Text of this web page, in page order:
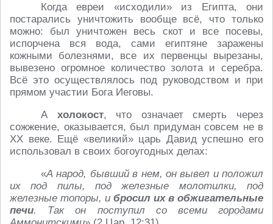
Когда евреи «исходили» из Египта, они
постарались уничтожить вообще всё, что только
можно: был уничтожен весь скот и все посевы,
испорчена вся вода, сами египтяне заражены
кожными болезнями, все их первенцы вырезаны,
вывезено огромное количество золота и серебра.
Всё это осуществлялось под руководством и при
прямом участии Бога Иеговы.
А холокост, что означает смерть через
сожжение, оказывается, был придуман совсем не в
ХХ веке. Ещё «великий» царь Давид успешно его
использовал в своих богоугодных делах:
«А народ, бывший в нем, он вывел и положил
их под пилы, под железные молотилки, под
железные топоры, и бросил их в обжигательные
печи. Так он поступил со всеми городами